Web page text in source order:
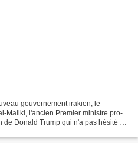
gouvernement irakien, le
Maliki, l'ancien Premier ministre pro-
Donald Trump qui n'a pas hésité à